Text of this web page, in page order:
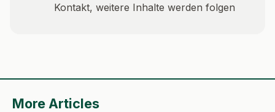
Kontakt, weitere Inhalte werden folgen
More Articles